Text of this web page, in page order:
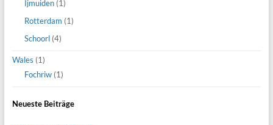
Ijmuiden(1)
Rotterdam (1)
Schoorl(4)
Wales (1)
Fochriw(1)
Neueste Beiträge